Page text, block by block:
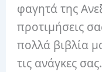
φαγητά της
προτιμήσεις
πολλά βιβλία
τις ανάγκες σας.